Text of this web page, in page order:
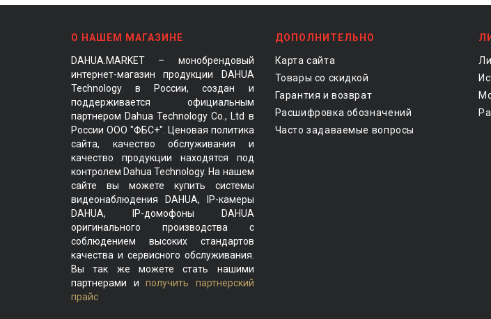
О НАШЕМ МАГАЗИНЕ
DAHUA.MARKET – монобрендовый
интернет-магазин продукции DAHUA
Technology в России, создан и
поддерживается официальным
партнером Dahua Technology Co., Ltd в
России ООО "ФБС+". Ценовая политика
сайта, качество обслуживания и
качество продукции находятся под
контролем Dahua Technology. На нашем
сайте вы можете купить системы
видеонаблюдения DAHUA, IP-камеры
DAHUA, IP-домофоны DAHUA
оригинального производства с
соблюдением высоких стандартов
качества и сервисного обслуживания.
Вы так же можете стать нашими
партнерами и получить партнерский
прайс
ДОПОЛНИТЕЛЬНО
Карта сайта
Товары со скидкой
Гарантия и возврат
Расшифровка обозначений
Часто задаваемые вопросы